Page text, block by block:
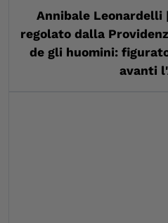
Annibale Leonardelli
regolato dalla
de gli huomini:
avanti